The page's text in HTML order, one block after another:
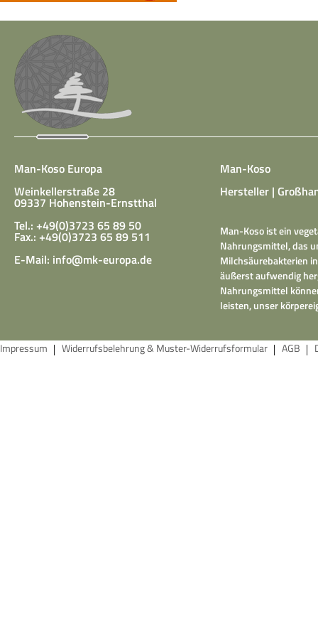
Man-Koso Europa
Weinkellerstraße 28
09337 Hohenstein-Ernstthal
Tel.: +49(0)3723 65 89 50
Fax.: +49(0)3723 65 89 511
E-Mail: info@mk-europa.de
Man-Koso
Hersteller |
Man-Koso ist ein
Nahrungsmittel, das
Milchsäurebakterien
äußerst aufwendig
Nahrungsmittel
leisten, unser
Impressum Widerrufsbelehrung & Muster-Widerrufsformular AGB